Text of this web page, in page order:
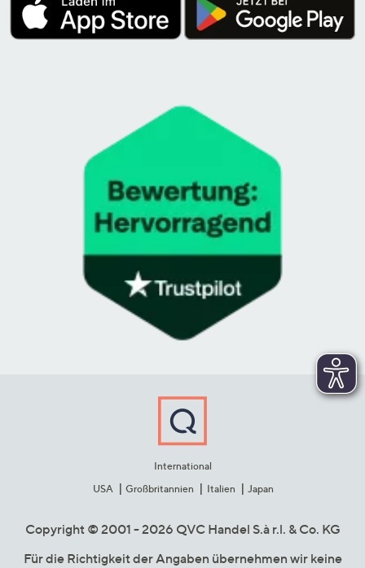
International
USA
Großbritannien Italien Japan
Copyright © 2001 - 2026 QVC Handel S.à r.l. & Co. KG
Für die Richtigkeit der Angaben übernehmen wir keine